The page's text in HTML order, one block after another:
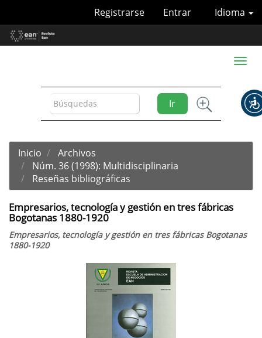
Contenido
principal
Idioma
Registrarse Entrar
Ir
Toggle
Inicio
Archivos
Núm. 36 (1998): Multidisciplinaria
Reseñas bibliográficas
Empresarios, tecnología y gestión en tres fábricas
Bogotanas 1880-1920
Empresarios, tecnología y gestión en tres fábricas Bogotanas
1880-1920